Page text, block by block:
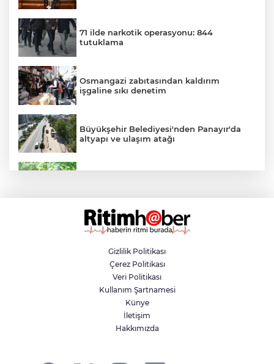
71 ilde narkotik operasyonu: 844
tutuklama
Osmangazi zabıtasından kaldırım
işgaline sıkı denetim
Büyükşehir Belediyesi'nden Panayır'da
altyapı ve ulaşım atağı
Nilüfer'de yaya ve engelli yolları için
kapsamlı denetim
Yazın en avantajlı alışverişi Özhan
Market'te
Yıldırım'da yaz tatili sporla geçiyor
Gizlilik Politikası
Çerez Politikası
Veri Politikası
Kullanım Şartnamesi
Künye
İletişim
Hakkımızda